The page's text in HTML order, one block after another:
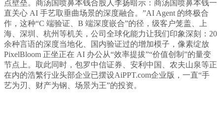
点壁垒。商汤国喷鼻本钱合股人李扬暗示：商汤国喷鼻本钱一
直关心 AI 手艺取垂曲场景的深度融合。”AI Agent 的终极合
作，这种“C 端验证、B 端深度嵌合”的径，级客户笼盖、上
海、深圳、杭州等机关，公司全球化能力让我们印象深刻：20
余种言语的深度当地化、国内验证过的增加模子，像素绽放
PixelBloom 正坐正在 AI 办公从“效率提拔”“价值创制”的量变
节点上。取此同时，包罗中信证券、安利中国、农夫山泉等正
在内的浩繁行业头部企业已摆设AiPPT.com企业版，一直“手
艺为刃、财产为钢、场景为王”的投资。